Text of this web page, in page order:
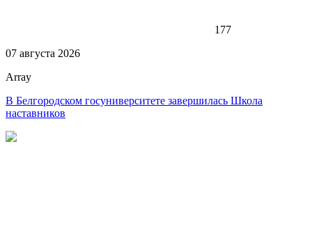
177
07 августа 2026
Array
В Белгородском госуниверситете завершилась Школа
наставников